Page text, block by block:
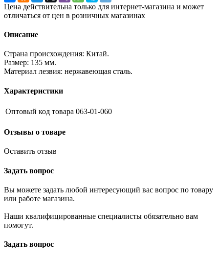
Цена действительна только для интернет-магазина и может
отличаться от цен в розничных магазинах
Описание
Страна происхождения: Китай.
Размер: 135 мм.
Материал лезвия: нержавеющая сталь.
Характеристики
Оптовый код товара 063-01-060
Отзывы о товаре
Оставить отзыв
Задать вопрос
Вы можете задать любой интересующий вас вопрос по товару
или работе магазина.
Наши квалифицированные специалисты обязательно вам
помогут.
Задать вопрос